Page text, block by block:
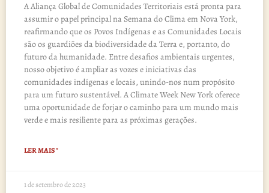
A Aliança Global de Comunidades Territoriais está pronta para
assumir o papel principal na Semana do Clima em Nova York,
reafirmando que os Povos Indígenas e as Comunidades Locais
são os guardiões da biodiversidade da Terra e, portanto, do
futuro da humanidade. Entre desafios ambientais urgentes,
nosso objetivo é ampliar as vozes e iniciativas das
comunidades indígenas e locais, unindo-nos num propósito
para um futuro sustentável. A Climate Week New York oferece
uma oportunidade de forjar o caminho para um mundo mais
verde e mais resiliente para as próximas gerações.
LER MAIS "
1 de setembro de 2023